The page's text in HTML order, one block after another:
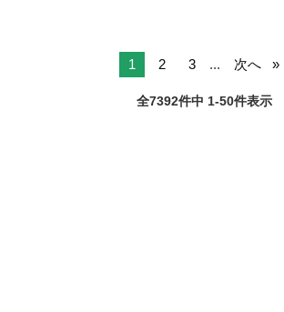
1 2 3 ... 次へ
全7392件中 1-50件表示